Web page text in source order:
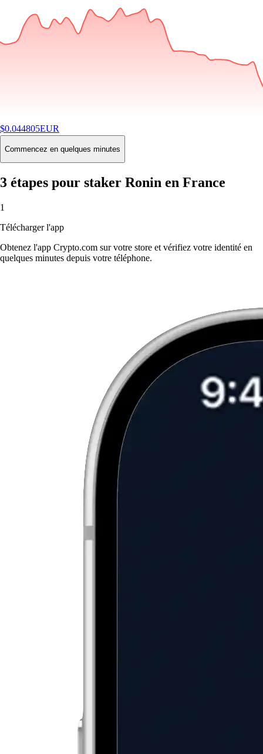
$0.044805EUR
-1.81%24H
Buy
Commencez en quelques minutes
3 étapes pour staker Ronin en France
1
Télécharger l'app
Obtenez l'app Crypto.com sur votre store et vérifiez votre identité en
quelques minutes depuis votre téléphone.